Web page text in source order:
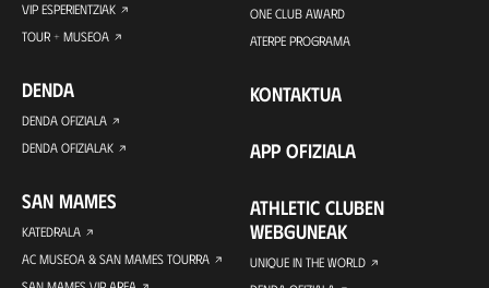
VIP ESPERIENTZIAK
TOUR + MUSEOA
DENDA
DENDA OFIZIALA
DENDA OFIZIALAK
SAN MAMES
KATEDRALA
AC MUSEOA & SAN MAMES TOURRA
ONE CLUB AWARD
ATERPE PROGRAMA
KONTAKTUA
APP OFIZIALA
ATHLETIC CLUBEN
WEBGUNEAK
UNIQUE IN THE WORLD